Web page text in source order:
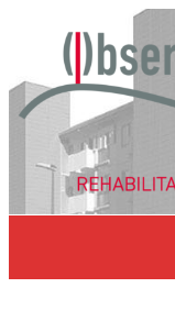
contenido